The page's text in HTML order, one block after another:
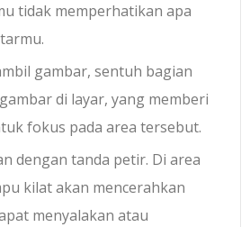
tidak memperhatikan apa
gambar, sentuh bagian
di layar, yang memberi
fokus pada area tersebut.
dengan tanda petir. Di area
kilat akan mencerahkan
menyalakan atau